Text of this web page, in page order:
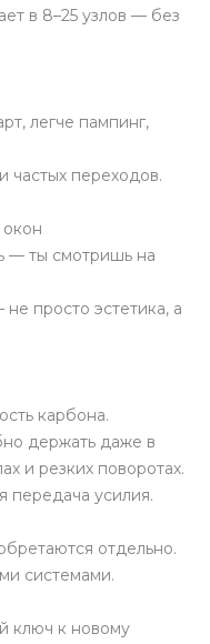
в 8–25 узлов — без
легче пампинг,
частых переходов.
— ты смотришь на
просто эстетика, а
карбона.
держать даже в
и резких поворотах.
передача усилия.
отдельно.
системами.
ключ к новому